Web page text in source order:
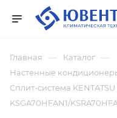
Главная — Каталог —
Настенные
Сплит-система
KSGA70HFAN1/